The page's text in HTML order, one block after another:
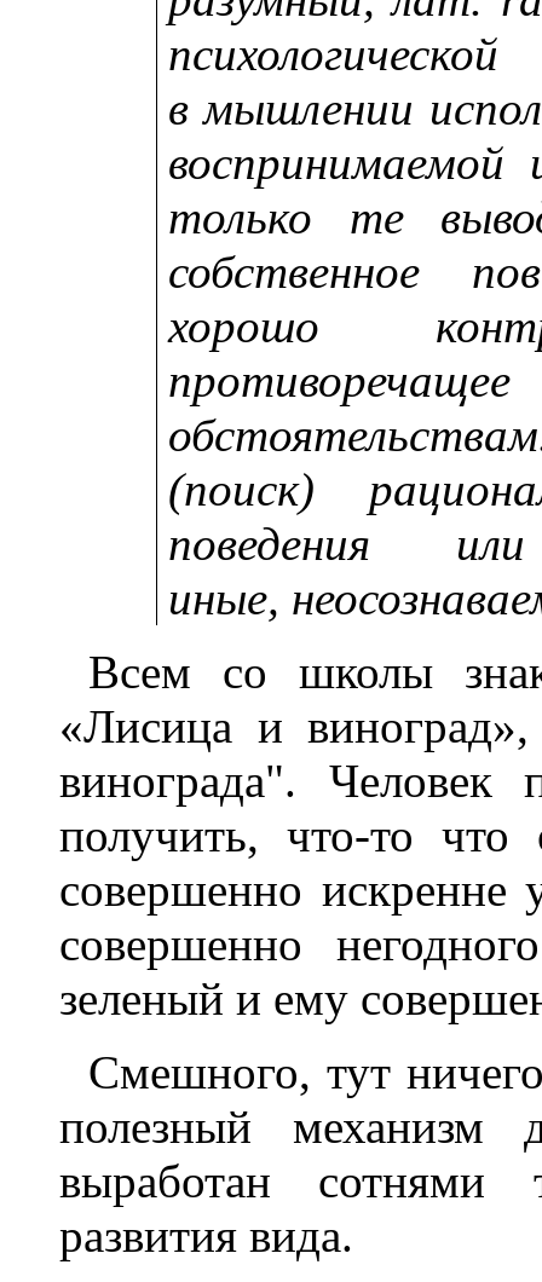
в мышлении
только те
собственное
хорошо
(поиск)
поведения
иные,
Всем со школы
«Лисица и
винограда".
получить, что-то что
совершенно искренне
совершенно
зеленый и ему
Смешного, тут
полезный механизм
выработан сотнями
развития вида.